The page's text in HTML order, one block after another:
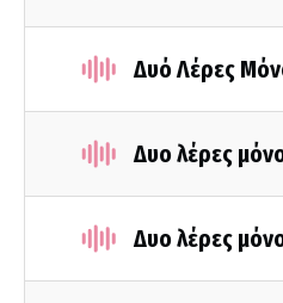
Δυό Λέρες
Δυο λέρες
Δυο λέρες